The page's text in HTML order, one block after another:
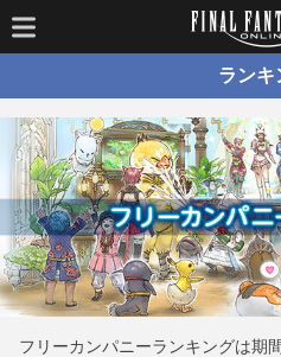
ランキ
フリーカンパニーランキングは期